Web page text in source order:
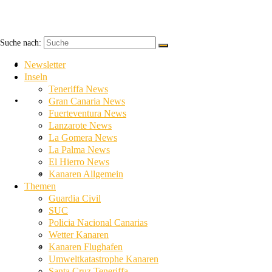
Newsletter
Inseln
Teneriffa News
Gran Canaria News
Fuerteventura News
Lanzarote News
Suche nach:
Newsletter
Inseln
Teneriffa News
Gran Canaria News
Fuerteventura News
Lanzarote News
La Gomera News
La Palma News
El Hierro News
Kanaren Allgemein
Themen
Guardia Civil
SUC
Policia Nacional Canarias
Wetter Kanaren
Kanaren Flughafen
Umweltkatastrophe Kanaren